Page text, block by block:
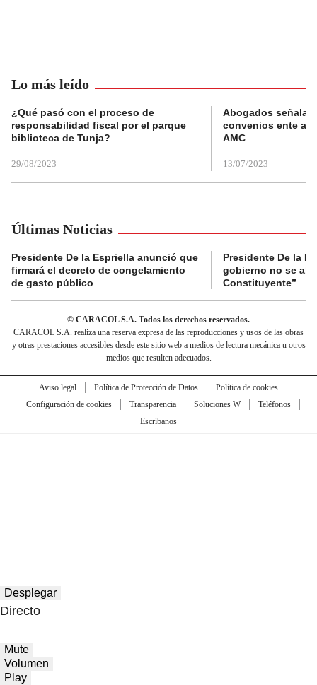
Lo más leído
¿Qué pasó con el proceso de
responsabilidad fiscal por el parque
biblioteca de Tunja?
29/08/2023
Abogados
convenios ente
AMC
13/07/2023
Últimas Noticias
Presidente De la Espriella anunció que
firmará el decreto de congelamiento
de gasto público
Presidente De la
gobierno no se
Constituyente”
© CARACOL S.A. Todos los derechos reservados.
CARACOL S.A. realiza una reserva expresa de las reproducciones y usos de las obras
y otras prestaciones accesibles desde este sitio web a medios de lectura mecánica u otros
medios que resulten adecuados.
Aviso legal Política de Protección de Datos
Política de cookies
Configuración de cookies
Transparencia Soluciones W
Teléfonos
Escríbanos
Desplegar
Directo
Mute
Volumen
Play